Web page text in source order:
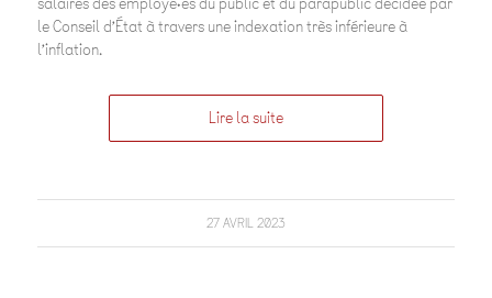
le Conseil d’État à travers une indexation très inférieure à
l’inflation.
Lire la suite
27 AVRIL 2023